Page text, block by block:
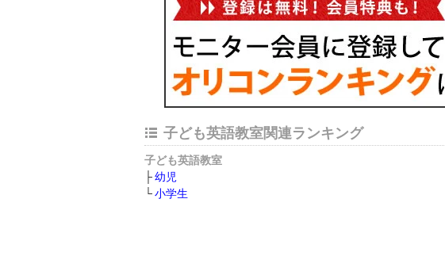
子ども英語教室関連ランキング
子ども英語教室
幼児
小学生